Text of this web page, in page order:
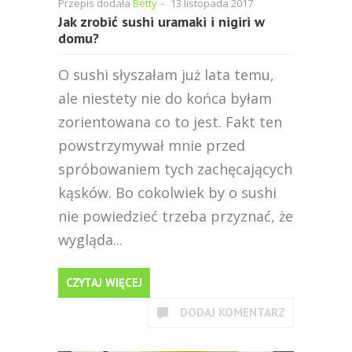
Przepis dodała Betty - 13 listopada 2017
Jak zrobić sushi uramaki i nigiri w
domu?
O sushi słyszałam już lata temu,
ale niestety nie do końca byłam
zorientowana co to jest. Fakt ten
powstrzymywał mnie przed
spróbowaniem tych zachęcających
kąsków. Bo cokolwiek by o sushi
nie powiedzieć trzeba przyznać, że
wygląda...
CZYTAJ WIĘCEJ
DODAJ KOMENTARZ